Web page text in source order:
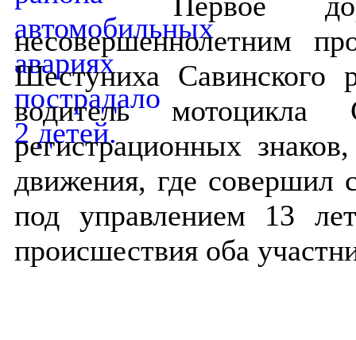
несовершеннолетним
Шестуниха
водитель мотоцикла
регистрационных
движения, где совершил
под управлением 13
происшествия оба